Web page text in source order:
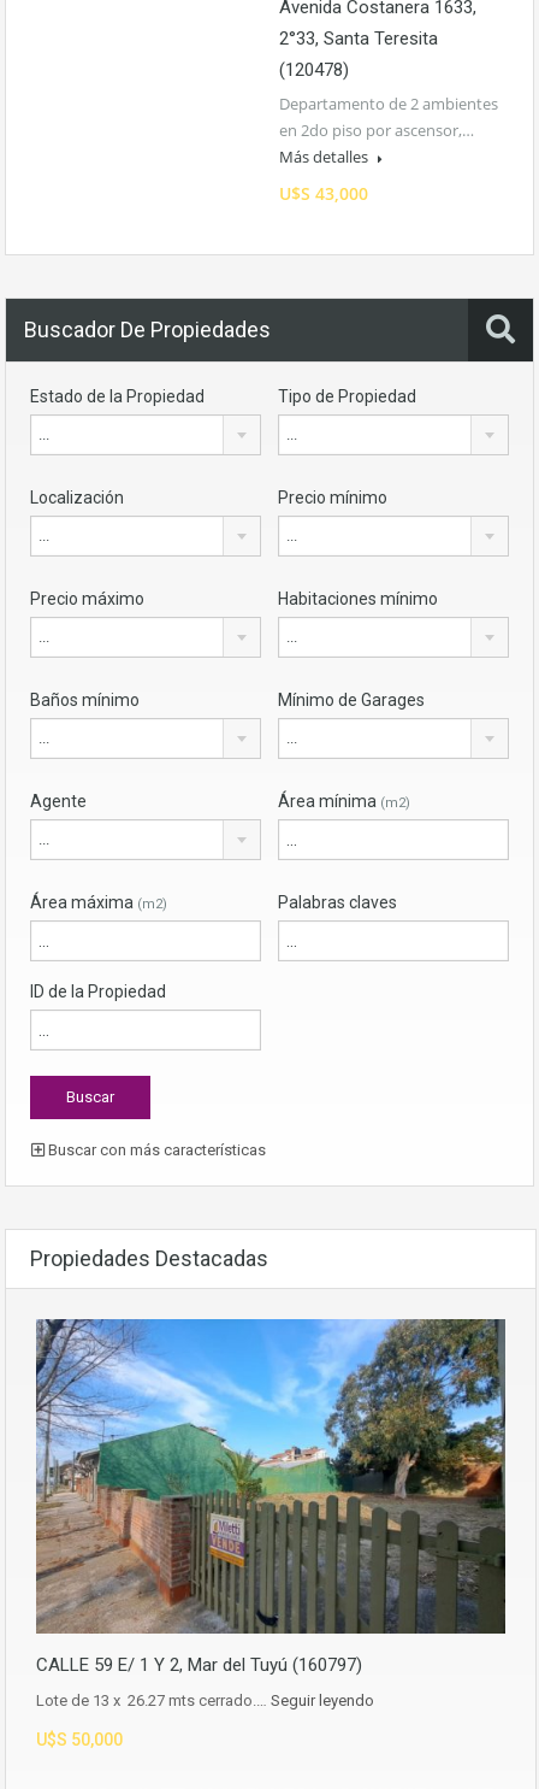
Avenida Costanera 1633,
2°33, Santa Teresita
(120478)
Departamento de 2 ambientes
en 2do piso por ascensor,…
Más detalles
U$S 43,000
Buscador De Propiedades
Estado de la Propiedad
...
Tipo de Propiedad
...
Localización
...
Precio mínimo
...
Precio máximo
...
Habitaciones mínimo
...
Baños mínimo
...
Mínimo de Garages
...
Agente
...
Área mínima (m2)
Área máxima (m2) Palabras claves
ID de la Propiedad
Buscar con más características
Propiedades Destacadas
CALLE 59 E/ 1 Y 2, Mar del Tuyú (160797)
Lote de 13 x 26.27 mts cerrado.… Seguir leyendo
U$S 50,000